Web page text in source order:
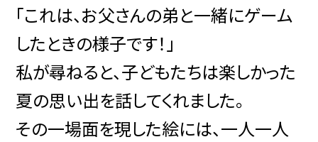
「これは、お父さんの弟と一緒にゲーム
したときの様子です！」
私が尋ねると、子どもたちは楽しかった
夏の思い出を話してくれました。
その一場面を現した絵には、一人一人